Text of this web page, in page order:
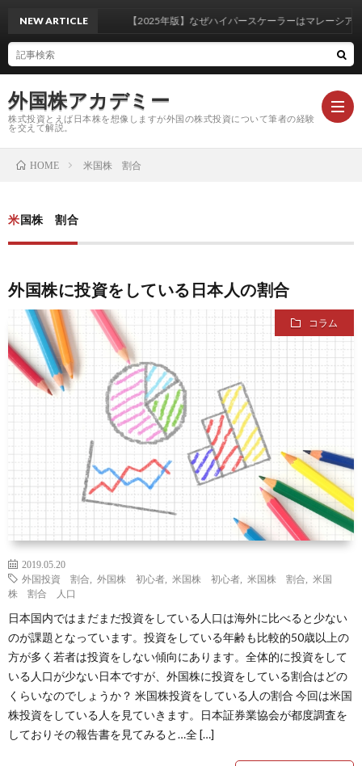
外国株アカデミー
株式投資とえば日本株を想像しますが外国の株式投資について筆者の経験
を交えて解説。
礎
識
に
い
て
銘ラサ
ト
マ
ッ
NEW ARTICLE 【2025年版】なぜハイパースケーラーはマレーシア・
HOME 米国株 割合
米国株 割合
外国株に投資をしている日本人の割合
コラム
2019.05.20
外国投資 割合
外国株 初心者 米国株 初心者 米国株 割合
米国
株 割合 人口
日本国内ではまだまだ投資をしている人口は海外に比べると少ない
のが課題となっています。投資をしている年齢も比較的50歳以上の
方が多く若者は投資をしない傾向にあります。全体的に投資をして
いる人口が少ない日本ですが、外国株に投資をしている割合はどの
くらいなのでしょうか？ 米国株投資をしている人の割合 今回は米国
株投資をしている人を見ていきます。日本証券業協会が都度調査を
しておりその報告書を見てみると…全 […]